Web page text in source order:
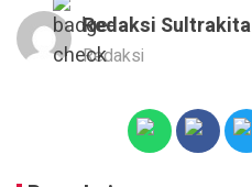
Redaksi Sultrakita
Redaksi